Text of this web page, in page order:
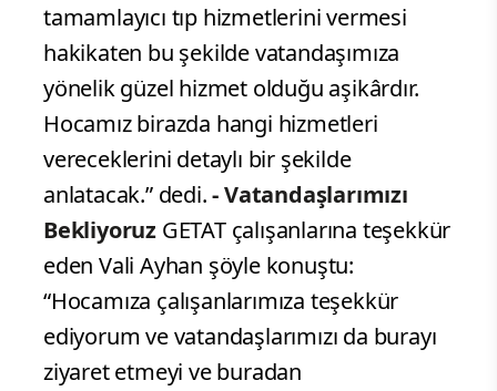
tamamlayıcı tıp hizmetlerini vermesi
hakikaten bu şekilde vatandaşımıza
yönelik güzel hizmet olduğu aşikârdır.
Hocamız birazda hangi hizmetleri
vereceklerini detaylı bir şekilde
anlatacak.” dedi.- Vatandaşlarımızı
Bekliyoruz GETAT çalışanlarına teşekkür
eden Vali Ayhan şöyle konuştu:
“Hocamıza çalışanlarımıza teşekkür
ediyorum ve vatandaşlarımızı da burayı
ziyaret etmeyi ve buradan